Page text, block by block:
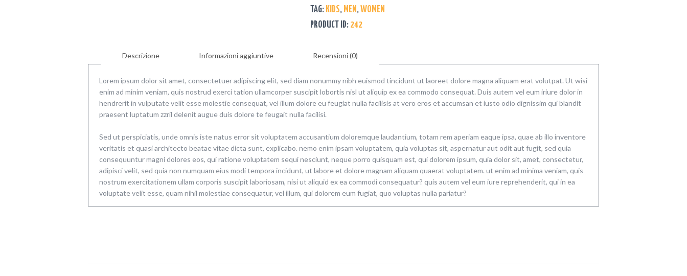
TAG: KIDS, MEN ,WOMEN
PRODUCT ID: 242
Descrizione Informazioni aggiuntive Recensioni (0)
Lorem ipsum dolor sit amet, consectetuer adipiscing elit, sed diam nonummy nibh euismod tincidunt ut laoreet dolore magna aliquam erat volutpat. Ut wisi
enim ad minim veniam, quis nostrud exerci tation ullamcorper suscipit lobortis nisl ut aliquip ex ea commodo consequat. Duis autem vel eum iriure dolor in
hendrerit in vulputate velit esse molestie consequat, vel illum dolore eu feugiat nulla facilisis at vero eros et accumsan et iusto odio dignissim qui blandit
praesent luptatum zzril delenit augue duis dolore te feugait nulla facilisi.
Sed ut perspiciatis, unde omnis iste natus error sit voluptatem accusantium doloremque laudantium, totam rem aperiam eaque ipsa, quae ab illo inventore
veritatis et quasi architecto beatae vitae dicta sunt, explicabo. nemo enim ipsam voluptatem, quia voluptas sit, aspernatur aut odit aut fugit, sed quia
consequuntur magni dolores eos, qui ratione voluptatem sequi nesciunt, neque porro quisquam est, qui dolorem ipsum, quia dolor sit, amet, consectetur,
adipisci velit, sed quia non numquam eius modi tempora incidunt, ut labore et dolore magnam aliquam quaerat voluptatem. ut enim ad minima veniam, quis
nostrum exercitationem ullam corporis suscipit laboriosam, nisi ut aliquid ex ea commodi consequatur? quis autem vel eum iure reprehenderit, qui in ea
voluptate velit esse, quam nihil molestiae consequatur, vel illum, qui dolorem eum fugiat, quo voluptas nulla pariatur?